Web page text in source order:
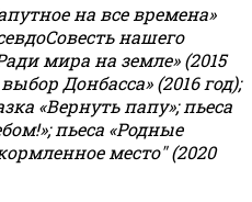
на все времена»
нашего
мира на земле» (2015
Донбасса» (2016 год);
«Вернуть папу»; пьеса
;пьеса «Родные
место" (2020